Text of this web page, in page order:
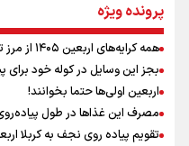
رابطه کارگر و
زوجیت
اینفو برنا / توصیه‌هایی
پرونده ویژه
همه کرایه‌های اربعین ۱۴۰۵ از مرز تا نجف و کربلا
بجز این وسایل در کوله خود برای پیاده روی
اربعین اولی‌ها حتما بخوانند!
مصرف این غذاها در طول
تقویم پیاده روی نجف به کربلا اربعین ۱۴۰۵ +